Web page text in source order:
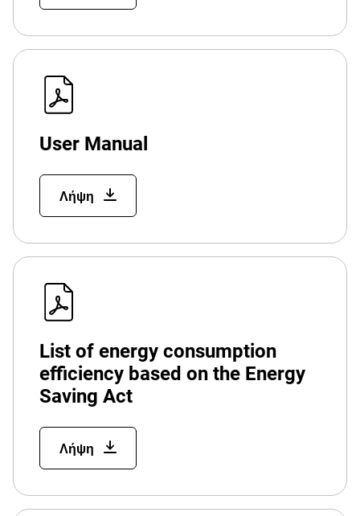
User Manual
Λήψη
List of energy consumption
efficiency based on the Energy
Saving Act
Λήψη